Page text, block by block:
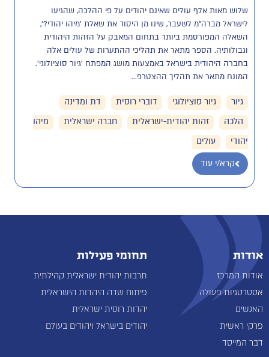
לישראל מברה"מ לשעבר, שינו מן היסוד את שאלת 'מיהו יהודי?',
השאלה המפורסמת ביותר בתחום המאבק על הזהות היהודית
בחברה היהודית בישראל באמצעות מושג המפתח 'גיור סוציולוגי'.
המונח מתאר את תהליך ההצטרפ...
גיור גיור סוציולוגי דוברי רוסית
דת ומדינה
הלכה
זהות יהודית-ישראלית חברה ישראלית
מיהו
יהודי
עולים
קרא/י עוד
אודות
אודות המרכז
אסטרטגיות פעולה
האנשים
פרקי ראשית
דבר המייסד
תחומי פעילות
תרבות יהודית ישראלית קהילתית
פיתוח שדה היהדות הישראלית
יהדות רוסית ישראלית
יהודים בישראל ויהודים בעולם